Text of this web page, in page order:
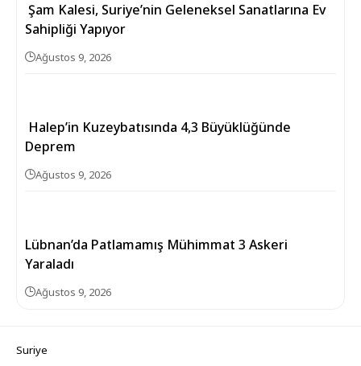
Şam Kalesi, Suriye’nin Geleneksel Sanatlarına Ev
Sahipliği Yapıyor
Ağustos 9, 2026
Halep’in Kuzeybatısında 4,3 Büyüklüğünde
Deprem
Ağustos 9, 2026
Lübnan’da Patlamamış Mühimmat 3 Askeri
Yaraladı
Ağustos 9, 2026
Suriye